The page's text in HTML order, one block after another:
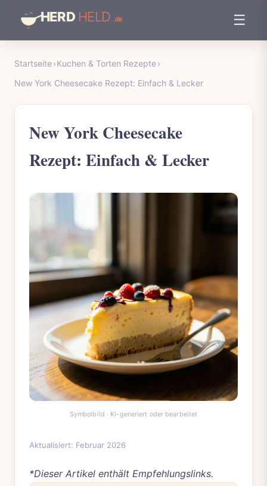
☰
Startseite›Kuchen & Torten Rezepte›
New York Cheesecake Rezept: Einfach & Lecker
New York Cheesecake
Rezept: Einfach & Lecker
Aktualisiert: Februar 2026
*Dieser Artikel enthält Empfehlungslinks.